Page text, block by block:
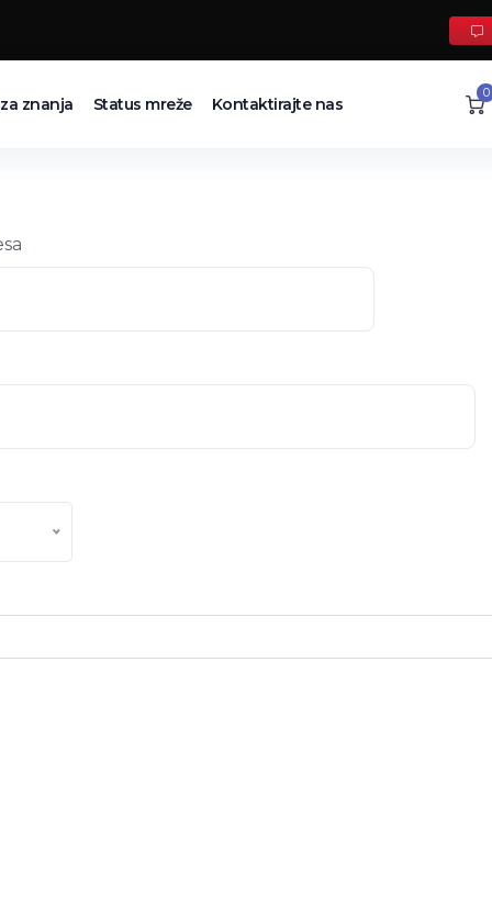
znanja Status mreže Kontaktirajte nas
0